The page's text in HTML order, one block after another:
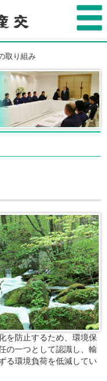
取り組み
を防止するため、環境保
の一つとして認識し、輸
る環境負荷を低減してい